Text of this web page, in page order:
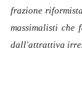
frazione
massimalisti che
dall'attrattiva